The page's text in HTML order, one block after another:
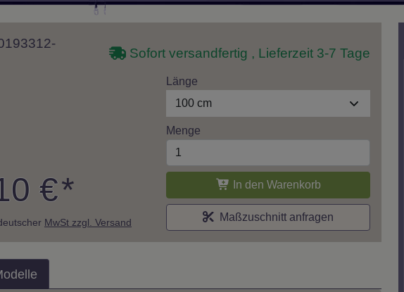
Sofort versandfertig , Lieferzeit 3-7 Tage
€*
MwSt zzgl. Versand
Länge
100 cm
Menge
In den Warenkorb
Maßzuschnitt anfragen